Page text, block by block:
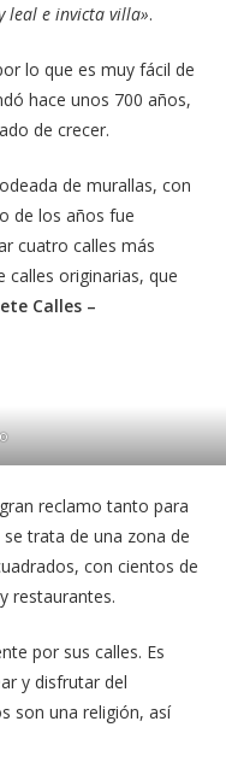
leal e invicta villa».
lo que es muy fácil de
hace unos 700 años,
de crecer.
de murallas, con
de los años fue
cuatro calles más
calles originarias, que
Calles –
reclamo tanto para
trata de una zona de
con cientos de
restaurantes.
por sus calles. Es
y disfrutar del
son una religión, así